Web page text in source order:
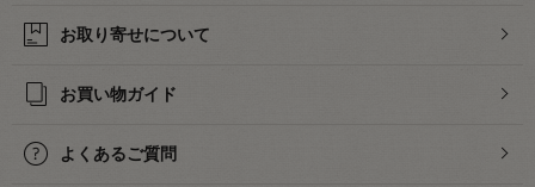
お取り寄せについて
お買い物ガイド
よくあるご質問